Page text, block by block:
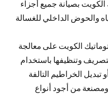
بصيانة جميع أجزاء
والحوض الداخلي للغسالة
الكويت على معالجة
وتنظيفها باستخدام
الخراطيم التالفة
من أجود أنواع